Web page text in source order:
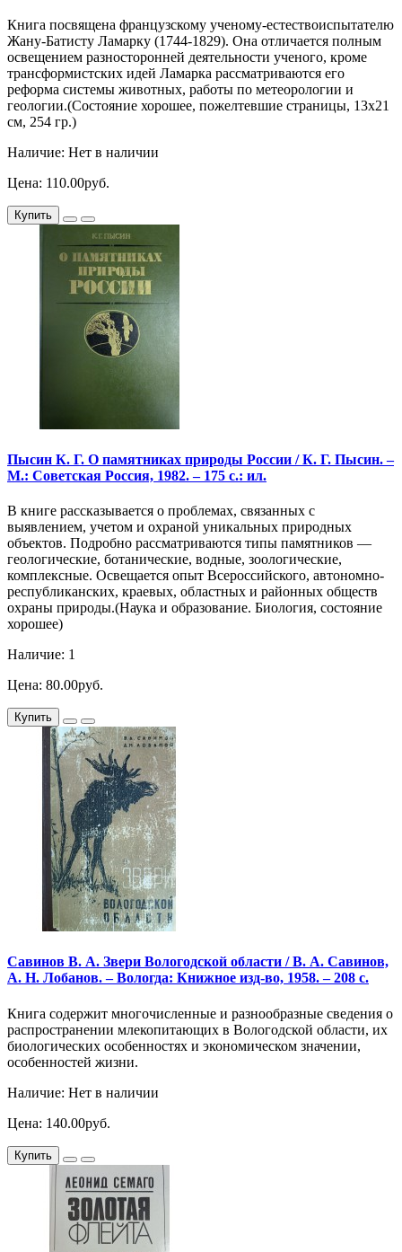
Книга посвящена французскому ученому-естествоиспытателю
Жану-Батисту Ламарку (1744-1829). Она отличается полным
освещением разносторонней деятельности ученого, кроме
трансформистских идей Ламарка рассматриваются его
реформа системы животных, работы по метеорологии и
геологии.(Состояние хорошее, пожелтевшие страницы, 13х21
см, 254 гр.)
Наличие: Нет в наличии
Цена: 110.00руб.
Купить
Пысин К. Г. О памятниках природы России / К. Г. Пысин. –
М.: Советская Россия, 1982. – 175 с.: ил.
В книге рассказывается о проблемах, связанных с
выявлением, учетом и охраной уникальных природных
объектов. Подробно рассматриваются типы памятников —
геологические, ботанические, водные, зоологические,
комплексные. Освещается опыт Всероссийского, автономно-
республиканских, краевых, областных и районных обществ
охраны природы.(Наука и образование. Биология, состояние
хорошее)
Наличие: 1
Цена: 80.00руб.
Купить
Савинов В. А. Звери Вологодской области / В. А. Савинов,
А. Н. Лобанов. – Вологда: Книжное изд-во, 1958. – 208 с.
Книга содержит многочисленные и разнообразные сведения о
распространении млекопитающих в Вологодской области, их
биологических особенностях и экономическом значении,
особенностей жизни.
Наличие: Нет в наличии
Цена: 140.00руб.
Купить